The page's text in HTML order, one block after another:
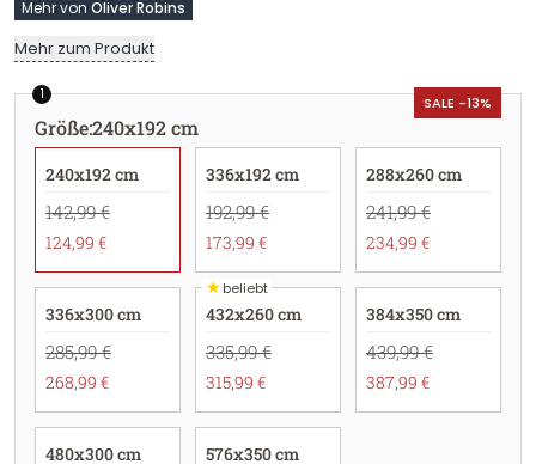
Mehr von Oliver Robins
Mehr zum Produkt
SALE -13%
1
Größe:240x192 cm
240x192 cm
142,99 €
124,99 €
336x192 cm
192,99 €
173,99 €
288x260 cm
241,99 €
234,99 €
336x300 cm
285,99 €
268,99 €
★beliebt
432x260 cm
335,99 €
315,99 €
384x350 cm
439,99 €
387,99 €
480x300 cm 576x350 cm